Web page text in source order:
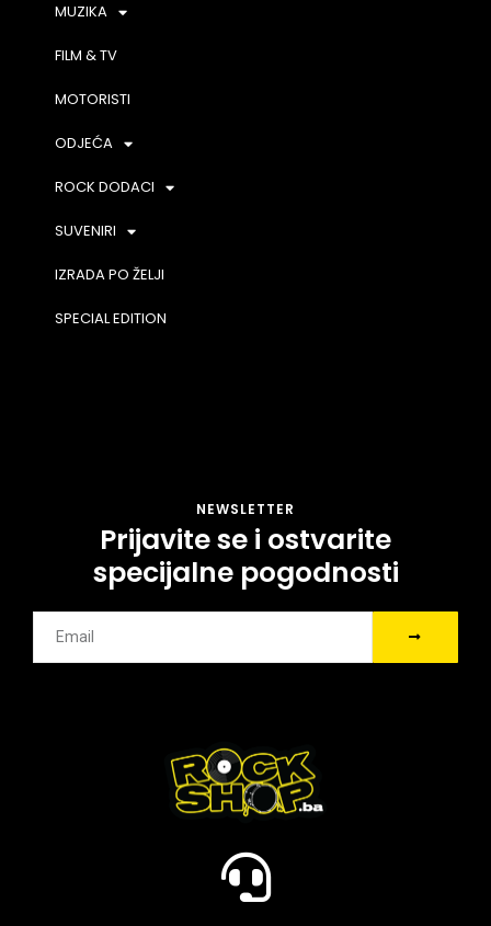
MUZIKA
FILM & TV
MOTORISTI
ODJEĆA
ROCK DODACI
SUVENIRI
IZRADA PO ŽELJI
SPECIAL EDITION
NEWSLETTER
Prijavite se i ostvarite
specijalne pogodnosti